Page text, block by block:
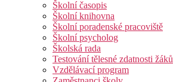
Školní časopis
Školní knihovna
Školní poradenské pracoviště
Školní psycholog
Školská rada
Testování tělesné zdatnosti žáků
Vzdělávací program